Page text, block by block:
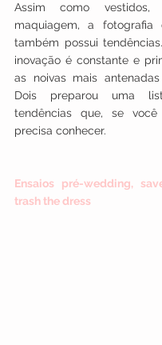
Assim como vestidos,
maquiagem, a fotografia
também possui
inovação é constante e
as noivas mais
Dois preparou uma
tendências que, se você
precisa conhecer.
Ensaios pré-wedding,
trash the dress